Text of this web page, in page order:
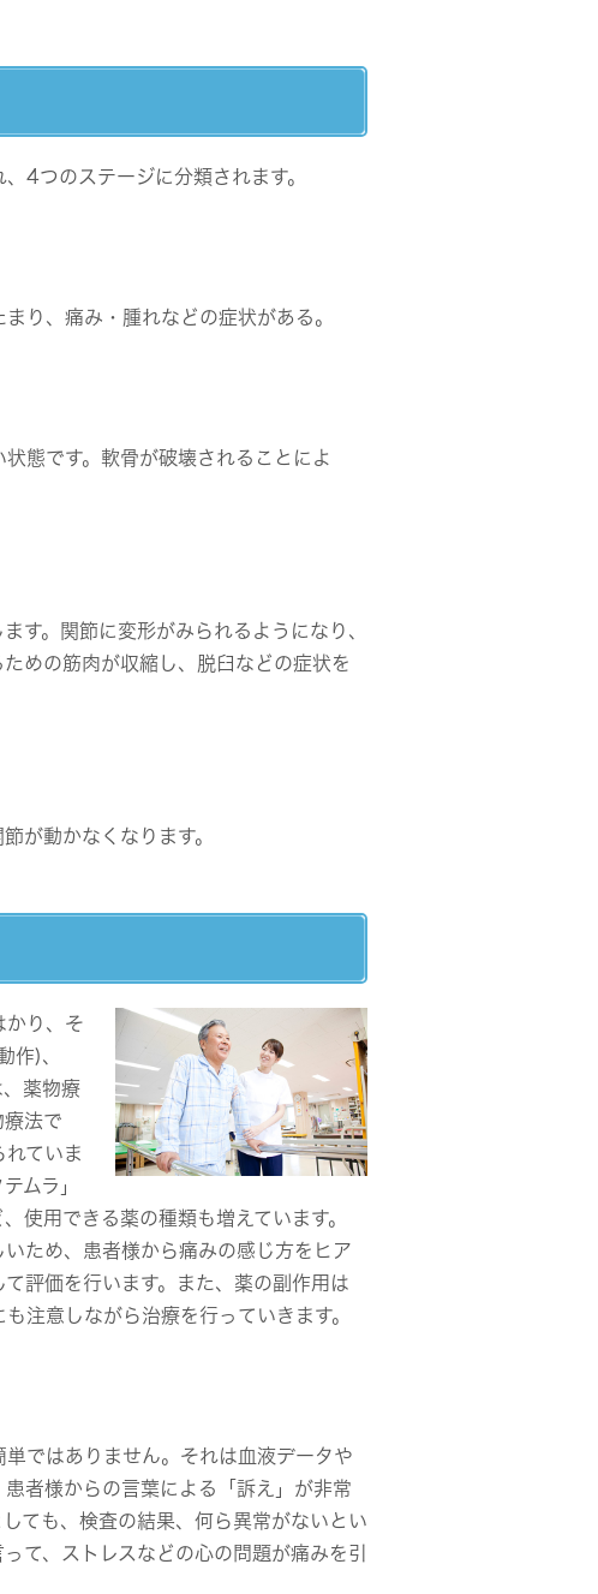
4つのステージに分類されます。
り、痛み・腫れなどの症状がある。
態です。軟骨が破壊されることによ
す。関節に変形がみられるようになり、
めの筋肉が収縮し、脱臼などの症状を
が動かなくなります。
かり、そ
作)、
薬物療
療法で
ていま
ムラ」
使用できる薬の種類も増えています。
ため、患者様から痛みの感じ方をヒア
評価を行います。また、薬の副作用は
注意しながら治療を行っていきます。
ではありません。それは血液データや
者様からの言葉による「訴え」が非常
ても、検査の結果、何ら異常がないとい
て、ストレスなどの心の問題が痛みを引